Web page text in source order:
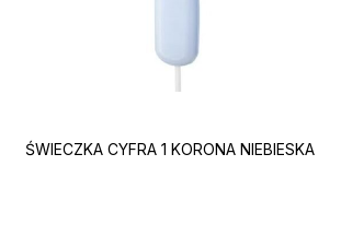
ŚWIECZKA CYFRA 1 KORONA NIEBIESKA